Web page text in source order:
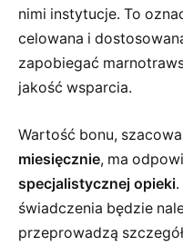
nimi instytucje. To
celowana i
zapobiegać
jakość wsparcia.
Wartość bonu,
miesięcznie, ma
specjalistycznej opieki
świadczenia będzie
przeprowadzą